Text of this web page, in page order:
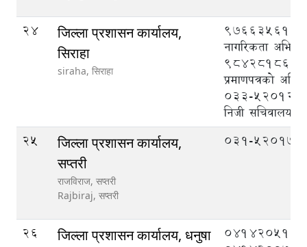
24
जिल्ला प्रशासन कार्यालय,
सिराहा
siraha, सिराहा
नागरिकता
9842818615
प्रमाणपत्रको
033-520121
निजी सचिवालय)
25
जिल्ला प्रशासन कार्यालय,
सप्तरी
राजविराज, सप्तरी
Rajbiraj, सप्तरी
०३१-५२०१७४
26 जिल्ला प्रशासन कार्यालय, धनुषा
041420510,